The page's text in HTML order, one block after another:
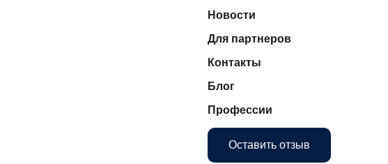
Новости
Для партнеров
Контакты
Блог
Профессии
Оставить отзыв